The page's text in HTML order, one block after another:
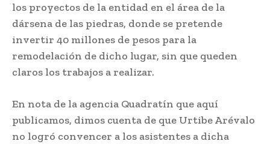
los proyectos de la entidad en el área de la
dársena de las piedras, donde se pretende
invertir 40 millones de pesos para la
remodelación de dicho lugar, sin que queden
claros los trabajos a realizar.
En nota de la agencia Quadratín que aquí
publicamos, dimos cuenta de que Urtibe Arévalo
no logró convencer a los asistentes a dicha